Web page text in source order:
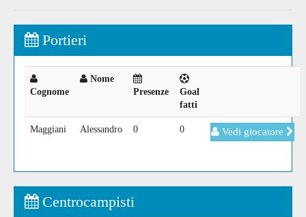
Portieri
Cognome
Nome
Presenze
Goal
fatti
Maggiani Alessandro 0 0 Vedi giocatore
Centrocampisti